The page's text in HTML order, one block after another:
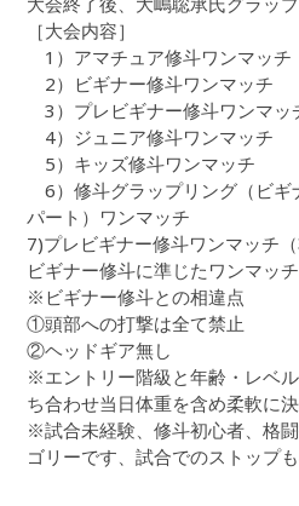
［大会内容］
1）アマチュア修斗ワンマッチ
2）ビギナー修斗ワンマッチ
3）プレビギナー修斗ワンマッ
4）ジュニア修斗ワンマッチ
5）キッズ修斗ワンマッチ
6）修斗グラップリング（ビギ
パート）ワンマッチ
7)プレビギナー修斗ワンマッチ（
ビギナー修斗に準じたワンマッチ
※ビギナー修斗との相違点
①頭部への打撃は全て禁止
②ヘッドギア無し
※エントリー階級と年齢・レベ
ち合わせ当日体重を含め柔軟に
※試合未経験、修斗初心者、格
ゴリーです、試合でのストップ